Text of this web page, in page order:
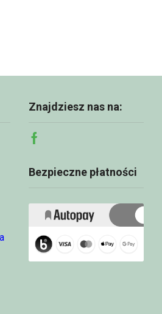
Znajdziesz nas na:
Facebook
Bezpieczne płatności